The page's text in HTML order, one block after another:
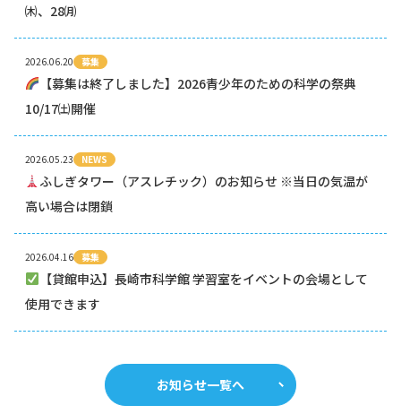
㈭、28㈪
2026.06.20 募集
【募集は終了しました】2026青少年のための科学の祭典
10/17㈯開催
2026.05.23 NEWS
ふしぎタワー（アスレチック）のお知らせ ※当日の気温が
高い場合は閉鎖
2026.04.16 募集
【貸館申込】長崎市科学館 学習室をイベントの会場として
使用できます
お知らせ一覧へ